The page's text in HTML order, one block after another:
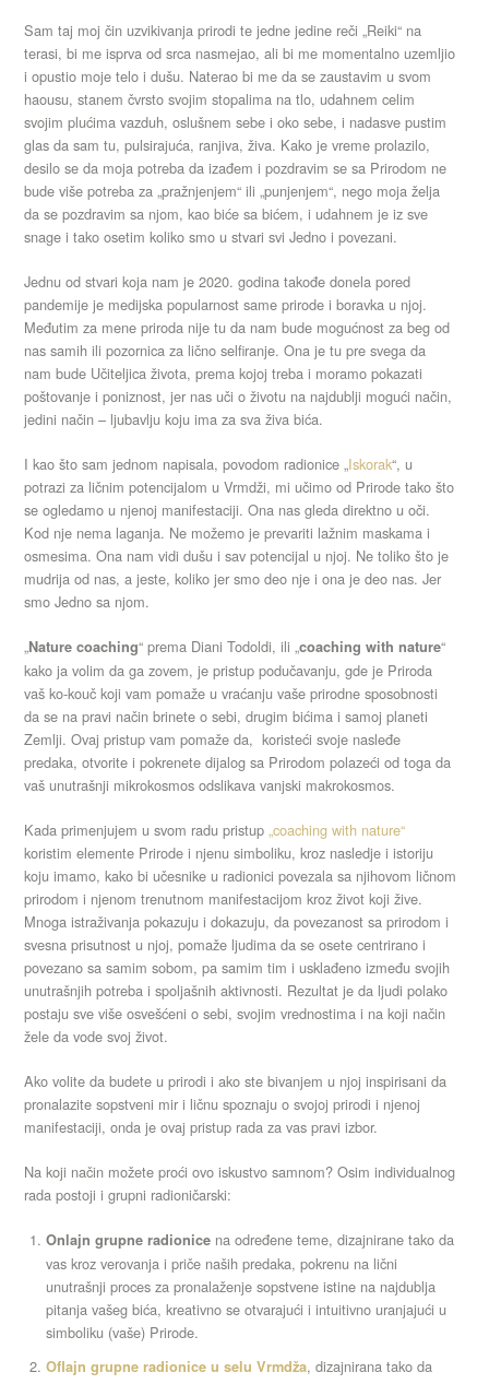
Sam taj moj čin uzvikivanja prirodi te jedne jedine reči „Reiki“ na
terasi, bi me isprva od srca nasmejao, ali bi me momentalno uzemljio
i opustio moje telo i dušu. Naterao bi me da se zaustavim u svom
haousu, stanem čvrsto svojim stopalima na tlo, udahnem celim
svojim plućima vazduh, oslušnem sebe i oko sebe, i nadasve pustim
glas da sam tu, pulsirajuća, ranjiva, živa. Kako je vreme prolazilo,
desilo se da moja potreba da izađem i pozdravim se sa Prirodom ne
bude više potreba za „pražnjenjem“ ili „punjenjem“, nego moja želja
da se pozdravim sa njom, kao biće sa bićem, i udahnem je iz sve
snage i tako osetim koliko smo u stvari svi Jedno i povezani.
Jednu od stvari koja nam je 2020. godina takođe donela pored
pandemije je medijska popularnost same prirode i boravka u njoj.
Međutim za mene priroda nije tu da nam bude mogućnost za beg od
nas samih ili pozornica za lično selfiranje. Ona je tu pre svega da
nam bude Učiteljica života, prema kojoj treba i moramo pokazati
poštovanje i poniznost, jer nas uči o životu na najdublji mogući način,
jedini način – ljubavlju koju ima za sva živa bića.
I kao što sam jednom napisala, povodom radionice „Iskorak“, u
potrazi za ličnim potencijalom u Vrmdži, mi učimo od Prirode tako što
se ogledamo u njenoj manifestaciji. Ona nas gleda direktno u oči.
Kod nje nema laganja. Ne možemo je prevariti lažnim maskama i
osmesima. Ona nam vidi dušu i sav potencijal u njoj. Ne toliko što je
mudrija od nas, a jeste, koliko jer smo deo nje i ona je deo nas. Jer
smo Jedno sa njom.
„Nature coaching“ prema Diani Todoldi, ili „coaching with nature“
kako ja volim da ga zovem, je pristup podučavanju, gde je Priroda
vaš ko-kouč koji vam pomaže u vraćanju vaše prirodne sposobnosti
da se na pravi način brinete o sebi, drugim bićima i samoj planeti
Zemlji. Ovaj pristup vam pomaže da, koristeći svoje nasleđe
predaka, otvorite i pokrenete dijalog sa Prirodom polazeći od toga da
vaš unutrašnji mikrokosmos odslikava vanjski makrokosmos.
Kada primenjujem u svom radu pristup „coaching with nature“
koristim elemente Prirode i njenu simboliku, kroz nasledje i istoriju
koju imamo, kako bi učesnike u radionici povezala sa njihovom ličnom
prirodom i njenom trenutnom manifestacijom kroz život koji žive.
Mnoga istraživanja pokazuju i dokazuju, da povezanost sa prirodom i
svesna prisutnost u njoj, pomaže ljudima da se osete centrirano i
povezano sa samim sobom, pa samim tim i usklađeno između svojih
unutrašnjih potreba i spoljašnih aktivnosti. Rezultat je da ljudi polako
postaju sve više osvešćeni o sebi, svojim vrednostima i na koji način
žele da vode svoj život.
Ako volite da budete u prirodi i ako ste bivanjem u njoj inspirisani da
pronalazite sopstveni mir i ličnu spoznaju o svojoj prirodi i njenoj
manifestaciji, onda je ovaj pristup rada za vas pravi izbor.
Na koji način možete proći ovo iskustvo samnom? Osim individualnog
rada postoji i grupni radioničarski:
Onlajn grupne radionicena određene teme, dizajnirane tako da
vas kroz verovanja i priče naših predaka, pokrenu na lični
unutrašnji proces za pronalaženje sopstvene istine na najdublja
pitanja vašeg bića, kreativno se otvarajući i intuitivno uranjajući u
simboliku (vaše) Prirode.
Oflajn grupne radionice u selu Vrmdža, dizajnirana tako da